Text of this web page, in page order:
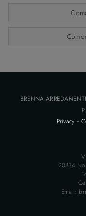
BRENNA
Privacy -
20834
Email: